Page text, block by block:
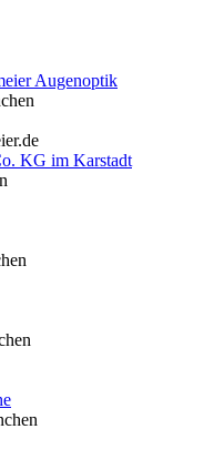
Augenoptik
KG im Karstadt